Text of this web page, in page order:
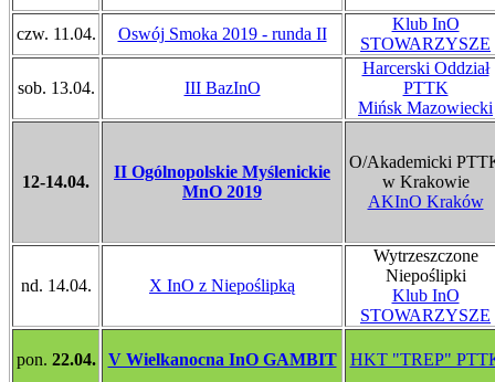
czw. 11.04. Oswój Smoka 2019 - runda II
Klub InO
STOWARZYSZE
sob. 13.04. III BazInO
Harcerski Oddział
PTTK
Mińsk Mazowiecki
12-14.04.
II Ogólnopolskie Myślenickie
MnO 2019
O/Akademicki
w Krakowie
AKInO Kraków
nd. 14.04. X InO z Niepoślipką
Wytrzeszczone
Niepoślipki
Klub InO
STOWARZYSZE
pon. 22.04. V Wielkanocna InO GAMBIT HKT "TREP"